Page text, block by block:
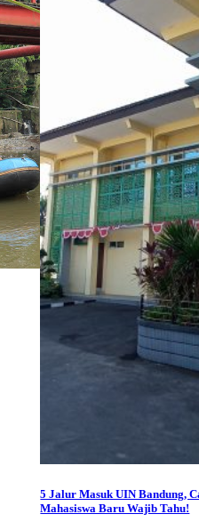
5 Jalur Masuk UIN Bandung,
Mahasiswa Baru Wajib Tahu!